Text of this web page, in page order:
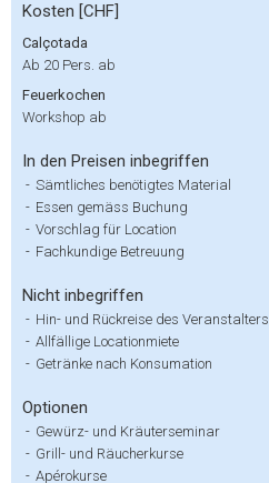
Kosten [CHF]
Calçotada
Ab 20 Pers. ab
Feuerkochen
Workshop ab
In den Preisen inbegriffen
- Sämtliches benötigtes Material
- Essen gemäss Buchung
- Vorschlag für Location
- Fachkundige Betreuung
Nicht inbegriffen
- Hin- und Rückreise des Veranstalters
- Allfällige Locationmiete
- Getränke nach Konsumation
Optionen
- Gewürz- und Kräuterseminar
- Grill- und Räucherkurse
- Apérokurse